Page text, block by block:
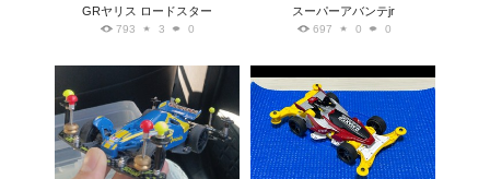
GRヤリス ロードスター
793 3 0
スーパーアバンテjr
697 0 0